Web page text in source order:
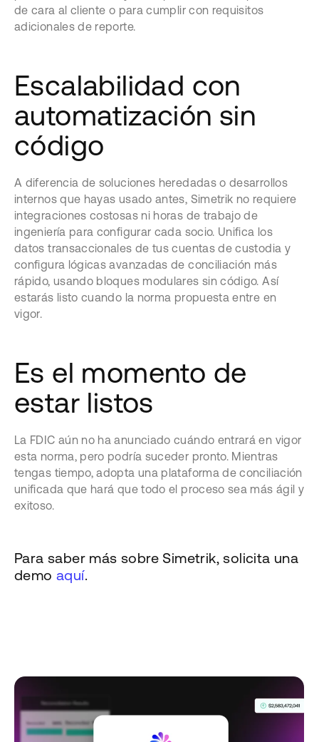
de cara al cliente o para cumplir con requisitos
adicionales de reporte.
Escalabilidad con
automatización sin
código
A diferencia de soluciones heredadas o desarrollos
internos que hayas usado antes, Simetrik no requiere
integraciones costosas ni horas de trabajo de
ingeniería para configurar cada socio. Unifica los
datos transaccionales de tus cuentas de custodia y
configura lógicas avanzadas de conciliación más
rápido, usando bloques modulares sin código. Así
estarás listo cuando la norma propuesta entre en
vigor.
Es el momento de
estar listos
La FDIC aún no ha anunciado cuándo entrará en vigor
esta norma, pero podría suceder pronto. Mientras
tengas tiempo, adopta una plataforma de conciliación
unificada que hará que todo el proceso sea más ágil y
exitoso.
Para saber más sobre Simetrik, solicita una
demo aquí.